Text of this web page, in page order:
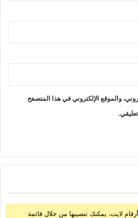
والموقع الإلكتروني في هذا المتصفح
لايت، يمكنك تنصيبها من خلال قائمة